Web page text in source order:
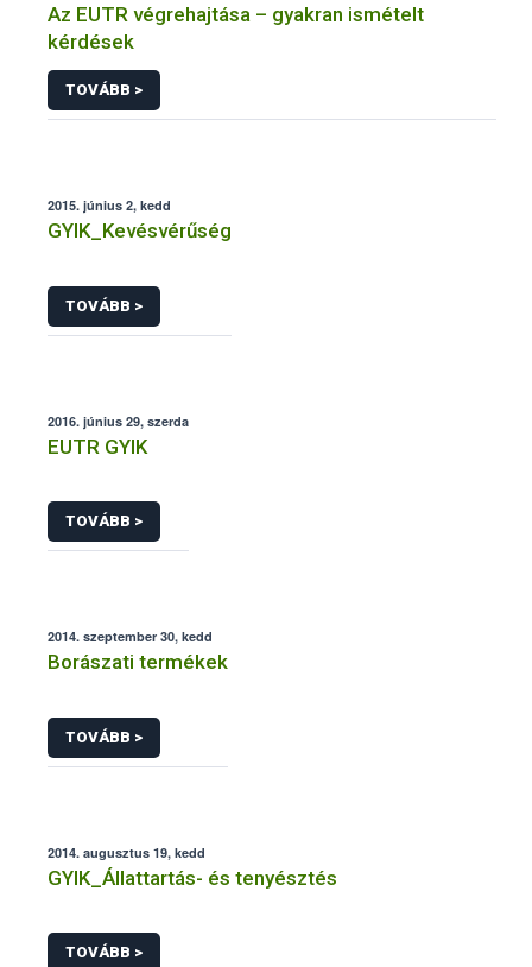
Az EUTR végrehajtása – gyakran ismételt
kérdések
TOVÁBB >
2015. június 2, kedd
GYIK_Kevésvérűség
TOVÁBB >
2016. június 29, szerda
EUTR GYIK
TOVÁBB >
2014. szeptember 30, kedd
Borászati termékek
TOVÁBB >
2014. augusztus 19, kedd
GYIK_Állattartás- és tenyésztés
TOVÁBB >